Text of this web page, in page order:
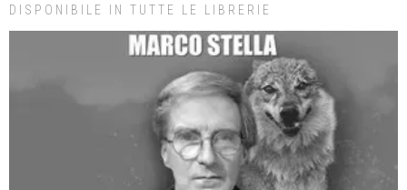
DISPONIBILE IN TUTTE LE LIBRERIE